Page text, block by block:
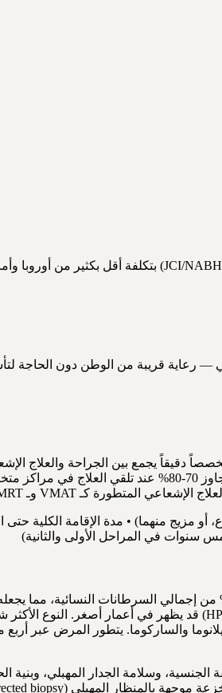
رعاية قريبة من الوطن دون الحاجة
دقيقاً يجمع بين الجراحة والعلاج
المهبل هو ورم خبيث ينشأ من أنسجة المهبل، ويُمثّل نحو 1-
وسلامة الجدار المهبلي، وبنية